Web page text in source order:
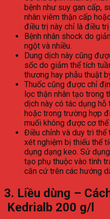
bệnh như suy gan cấp,
nhân viêm thận cấp
điều trị này chỉ là điều
Bệnh nhân shock do
ngột và nhiều.
Dung dịch này cũng
sốc do giảm thể tích
thương hay phẫu thuật
Thuốc cũng được chỉ
lọc thận nhân tạo trong
dịch này có tác dụng hỗ
hoặc trong trường hợp
muối không được cơ thể
Điều chỉnh và duy trì thể
xét nghiệm bị thiếu thể
dụng dạng keo. Sử
tạo phụ thuộc vào tình
căn cứ trên các hướng
3. Liều dùng –
Kedrialb 200 g/l